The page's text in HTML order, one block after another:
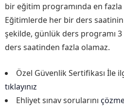
bir eğitim programında en
Eğitimlerde her bir ders
şekilde, günlük ders programı
ders saatinden fazla olamaz.
Özel Güvenlik Sertifikası İle
tıklayınız
Ehliyet sınav sorularını